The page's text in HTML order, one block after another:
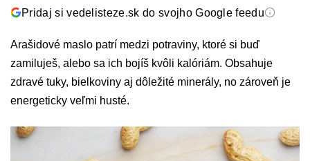
Pridaj si vedelisteze.sk do svojho Google feedu
Arašidové maslo patrí medzi potraviny, ktoré si buď
zamiluješ, alebo sa ich bojíš kvôli kalóriám. Obsahuje
zdravé tuky, bielkoviny aj dôležité minerály, no zároveň je
energeticky veľmi husté.